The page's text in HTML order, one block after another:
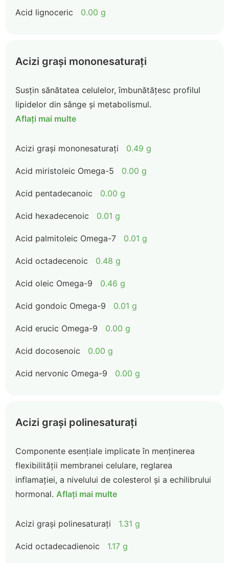
Acid lignoceric 0.00 g
Acizi grași mononesaturați
Susțin sănătatea celulelor, îmbunătățesc profilul
lipidelor din sânge și metabolismul.
Aflați mai multe
Acizi grași mononesaturați 0.49 g
Acid miristoleic Omega-5 0.00 g
Acid pentadecanoic 0.00 g
Acid hexadecenoic 0.01 g
Acid palmitoleic Omega-7 0.01 g
Acid octadecenoic 0.48 g
Acid oleic Omega-9 0.46 g
Acid gondoic Omega-9 0.01 g
Acid erucic Omega-9 0.00 g
Acid docosenoic 0.00 g
Acid nervonic Omega-9 0.00 g
Acizi grași polinesaturați
Componente esențiale implicate în menținerea
flexibilității membranei celulare, reglarea
inflamației, a nivelului de colesterol și a echilibrului
hormonal. Aflați mai multe
Acizi grași polinesaturați 1.31 g
Acid octadecadienoic 1.17 g